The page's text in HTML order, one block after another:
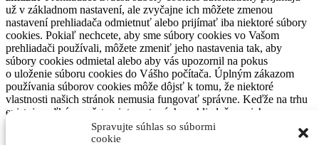
Spravujte súhlas so súbormi
cookie
už v základnom nastavení, ale zvyčajne ich môžete zmenou
nastavení prehliadača odmietnuť alebo prijímať iba niektoré súbory
cookies. Pokiaľ nechcete, aby sme súbory cookies vo Vašom
prehliadači používali, môžete zmeniť jeho nastavenia tak, aby
súbory cookies odmietal alebo aby vás upozornil na pokus
o uloženie súboru cookies do Vášho počítača. Úplným zákazom
používania súborov cookies môže dôjsť k tomu, že niektoré
vlastnosti našich stránok nemusia fungovať správne. Keďže na trhu
existuje veľké množstvo internetových prehliadačov a ich
nastavenia sú odlišné a môžu sa meniť, neuvádzame presný postup
na nastavenie každého prehliadača. Každý z nich však